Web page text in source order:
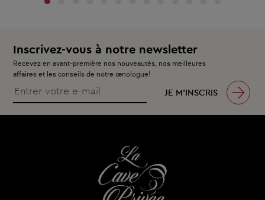
Inscrivez-vous à notre newsletter
Recevez en avant-première nos nouveautés, nos meilleures
affaires et les conseils de notre œnologue!
JE M’INSCRIS